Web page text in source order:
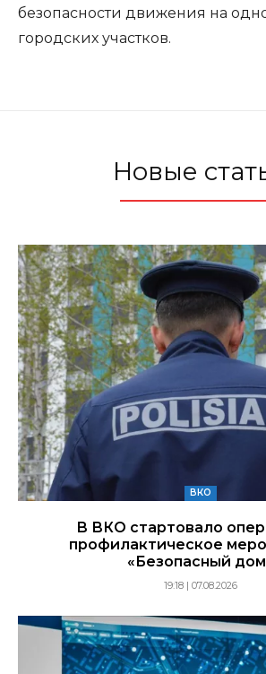
безопасности движения на
городских участков.
Новые
ВКО
В ВКО стартовало
профилактическое
«Безопасный
19:18 | 07.08.2026